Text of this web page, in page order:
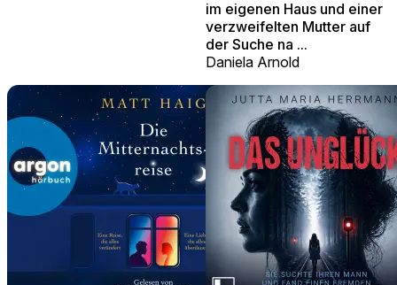
im eigenen Haus und einer
verzweifelten Mutter auf
der Suche na ...
Daniela Arnold